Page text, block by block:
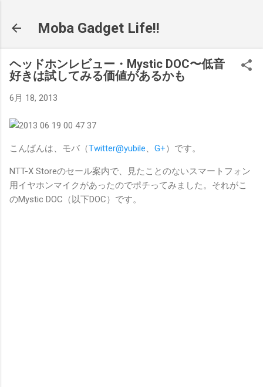
Moba Gadget Life!!
ヘッドホンレビュー・Mystic DOC〜低音
好きは試してみる価値があるかも
6月 18, 2013
こんばんは、モバ（Twitter@yubile G+）です。
NTT-X Storeのセール案内で、見たことのないスマートフォン
用イヤホンマイクがあったのでポチってみました。それがこ
のMystic DOC（以下DOC）です。